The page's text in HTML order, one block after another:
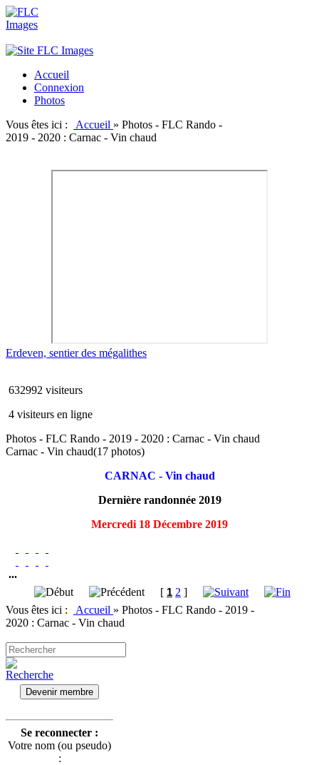
Accueil
Connexion
Photos
Vous êtes ici :
Accueil » Photos - FLC Rando -
2019 - 2020 : Carnac - Vin chaud
Erdeven, sentier des mégalithes
632992 visiteurs
4 visiteurs en ligne
Photos - FLC Rando - 2019 - 2020 : Carnac - Vin chaud
Carnac - Vin chaud(17 photos)
CARNAC - Vin chaud
Dernière randonnée 2019
Mercredi 18 Décembre 2019
...
[ 1 2 ]
Vous êtes ici :
Accueil » Photos - FLC Rando - 2019 -
2020 : Carnac - Vin chaud
Devenir membre
Se reconnecter :
Votre nom (ou pseudo)
: